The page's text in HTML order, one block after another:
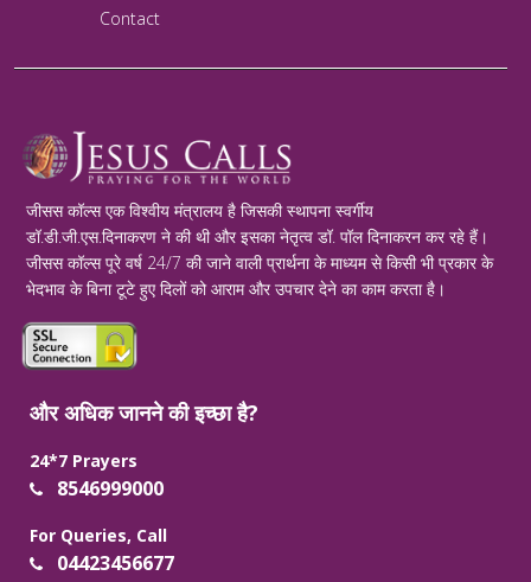
Contact
जीसस कॉल्स एक विश्वीय मंत्रालय है जिसकी स्थापना स्वर्गीय
डॉ.डी.जी.एस.दिनाकरण ने की थी और इसका नेतृत्व डॉ. पॉल दिनाकरन कर रहे हैं।
जीसस कॉल्स पूरे वर्ष 24/7 की जाने वाली प्रार्थना के माध्यम से किसी भी प्रकार के
भेदभाव के बिना टूटे हुए दिलों को आराम और उपचार देने का काम करता है।
और अधिक जानने की इच्छा है?
24*7 Prayers
8546999000
For Queries, Call
04423456677